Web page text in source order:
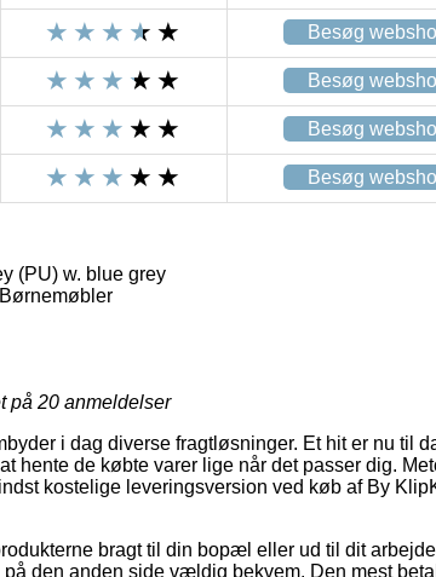
Besøg
Besøg
Besøg
Besøg
(PU) w. blue grey
på 20 anmeldelser
i dag diverse fragtløsninger. Et hit er nu til
hente de købte varer lige når det passer dig.
kostelige leveringsversion ved køb af By
bragt til din bopæl eller ud til dit
den anden side vældig bekvem. Den mest